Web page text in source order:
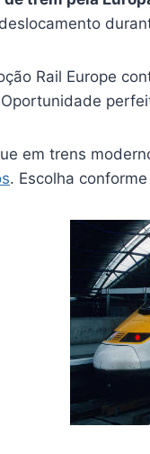
Rail Europe
em trens
. Escolha